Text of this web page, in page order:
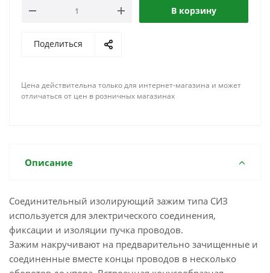
В корзину
Поделиться
Цена действительна только для интернет-магазина и может
отличаться от цен в розничных магазинах
Описание
Соединительный изолирующий зажим типа СИЗ
используется для электрического соединения,
фиксации и изоляции пучка проводов.
Зажим накручивают на предварительно зачищенные и
соединенные вместе концы проводов в несколько